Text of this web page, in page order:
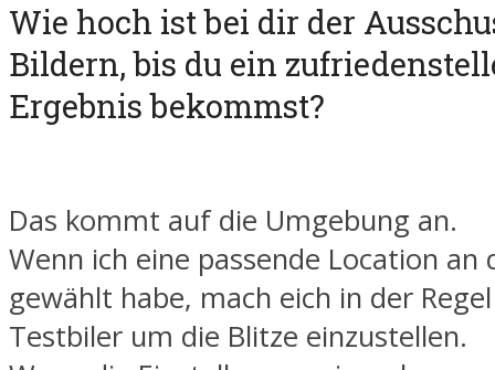
Wie hoch ist bei dir der
Bildern, bis du ein
Ergebnis bekommst?
Das kommt auf die Umgebung an.
Wenn ich eine passende Location an
gewählt habe, mach eich in der
Testbiler um die Blitze einzustellen.